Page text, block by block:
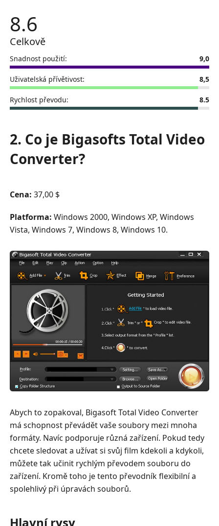
Video
Converter
8.6
Celkově
Snadnost použití: 9,0
Uživatelská přívětivost: 8,5
Rychlost převodu: 8.5
2. Co je Bigasofts Total Video
Converter?
Cena: 37,00 $
Platforma: Windows 2000, Windows XP, Windows
Vista, Windows 7, Windows 8, Windows 10.
Abych to zopakoval, Bigasoft Total Video Converter
má schopnost převádět vaše soubory mezi mnoha
formáty. Navíc podporuje různá zařízení. Pokud tedy
chcete sledovat a užívat si svůj film kdekoli a kdykoli,
můžete tak učinit rychlým převodem souboru do
zařízení. Kromě toho je tento převodník flexibilní a
spolehlivý při úpravách souborů.
Hlavní rysy